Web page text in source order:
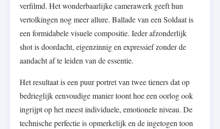
verfilmd. Het wonderbaarlijke camerawerk geeft hun
vertolkingen nog meer allure. Ballade van een Soldaat is
een formidabele visuele compositie. Ieder afzonderlijk
shot is doordacht, eigenzinnig en expressief zonder de
aandacht af te leiden van de essentie.
Het resultaat is een puur portret van twee tieners dat op
bedrieglijk eenvoudige manier toont hoe een oorlog ook
ingrijpt op het meest individuele, emotionele niveau. De
technische perfectie is opmerkelijk en de ingetogen toon